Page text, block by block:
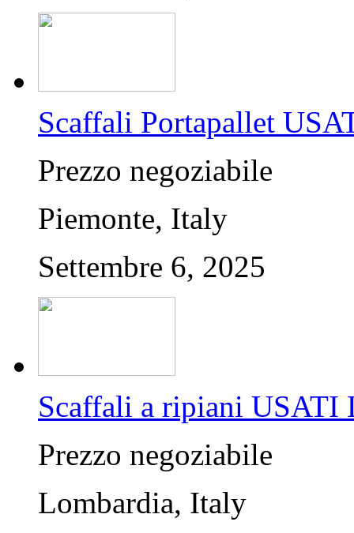
Scaffali Portapallet
Prezzo negoziabile
Piemonte, Italy
Settembre 6, 2025
Scaffali a ripiani USATI
Prezzo negoziabile
Lombardia, Italy